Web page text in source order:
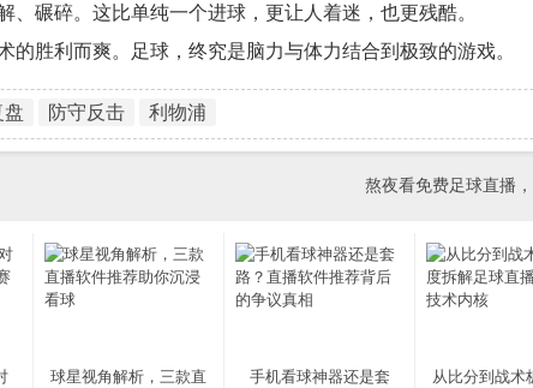
碾碎。这比单纯一个进球，更让人着迷，也更残酷。
的胜利而爽。足球，终究是脑力与体力结合到极致的游戏。
盘 防守反击 利物浦
熬夜看免费足球直播
球星视角解析，三款直
手机看球神器还是套
从比分到战术